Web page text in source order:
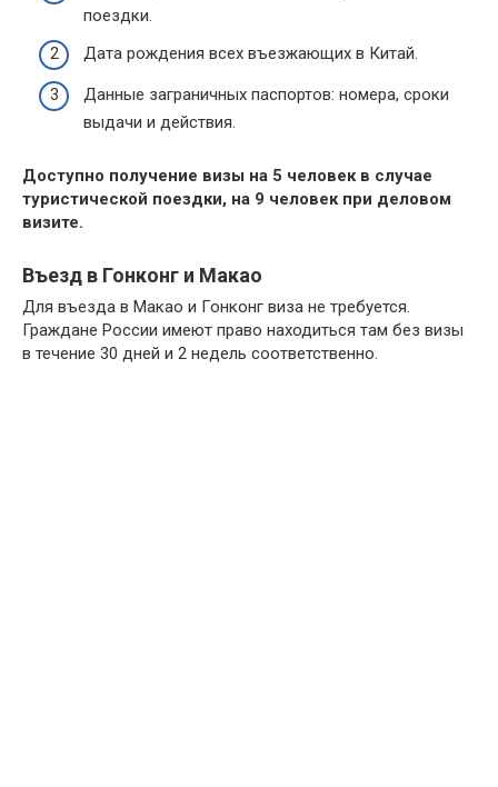
поездки.
Дата рождения всех въезжающих в Китай.
Данные заграничных паспортов: номера, сроки
выдачи и действия.
Доступно получение визы на 5 человек в случае
туристической поездки, на 9 человек при деловом
визите.
Въезд в Гонконг и Макао
Для въезда в Макао и Гонконг виза не требуется.
Граждане России имеют право находиться там без визы
в течение 30 дней и 2 недель соответственно.